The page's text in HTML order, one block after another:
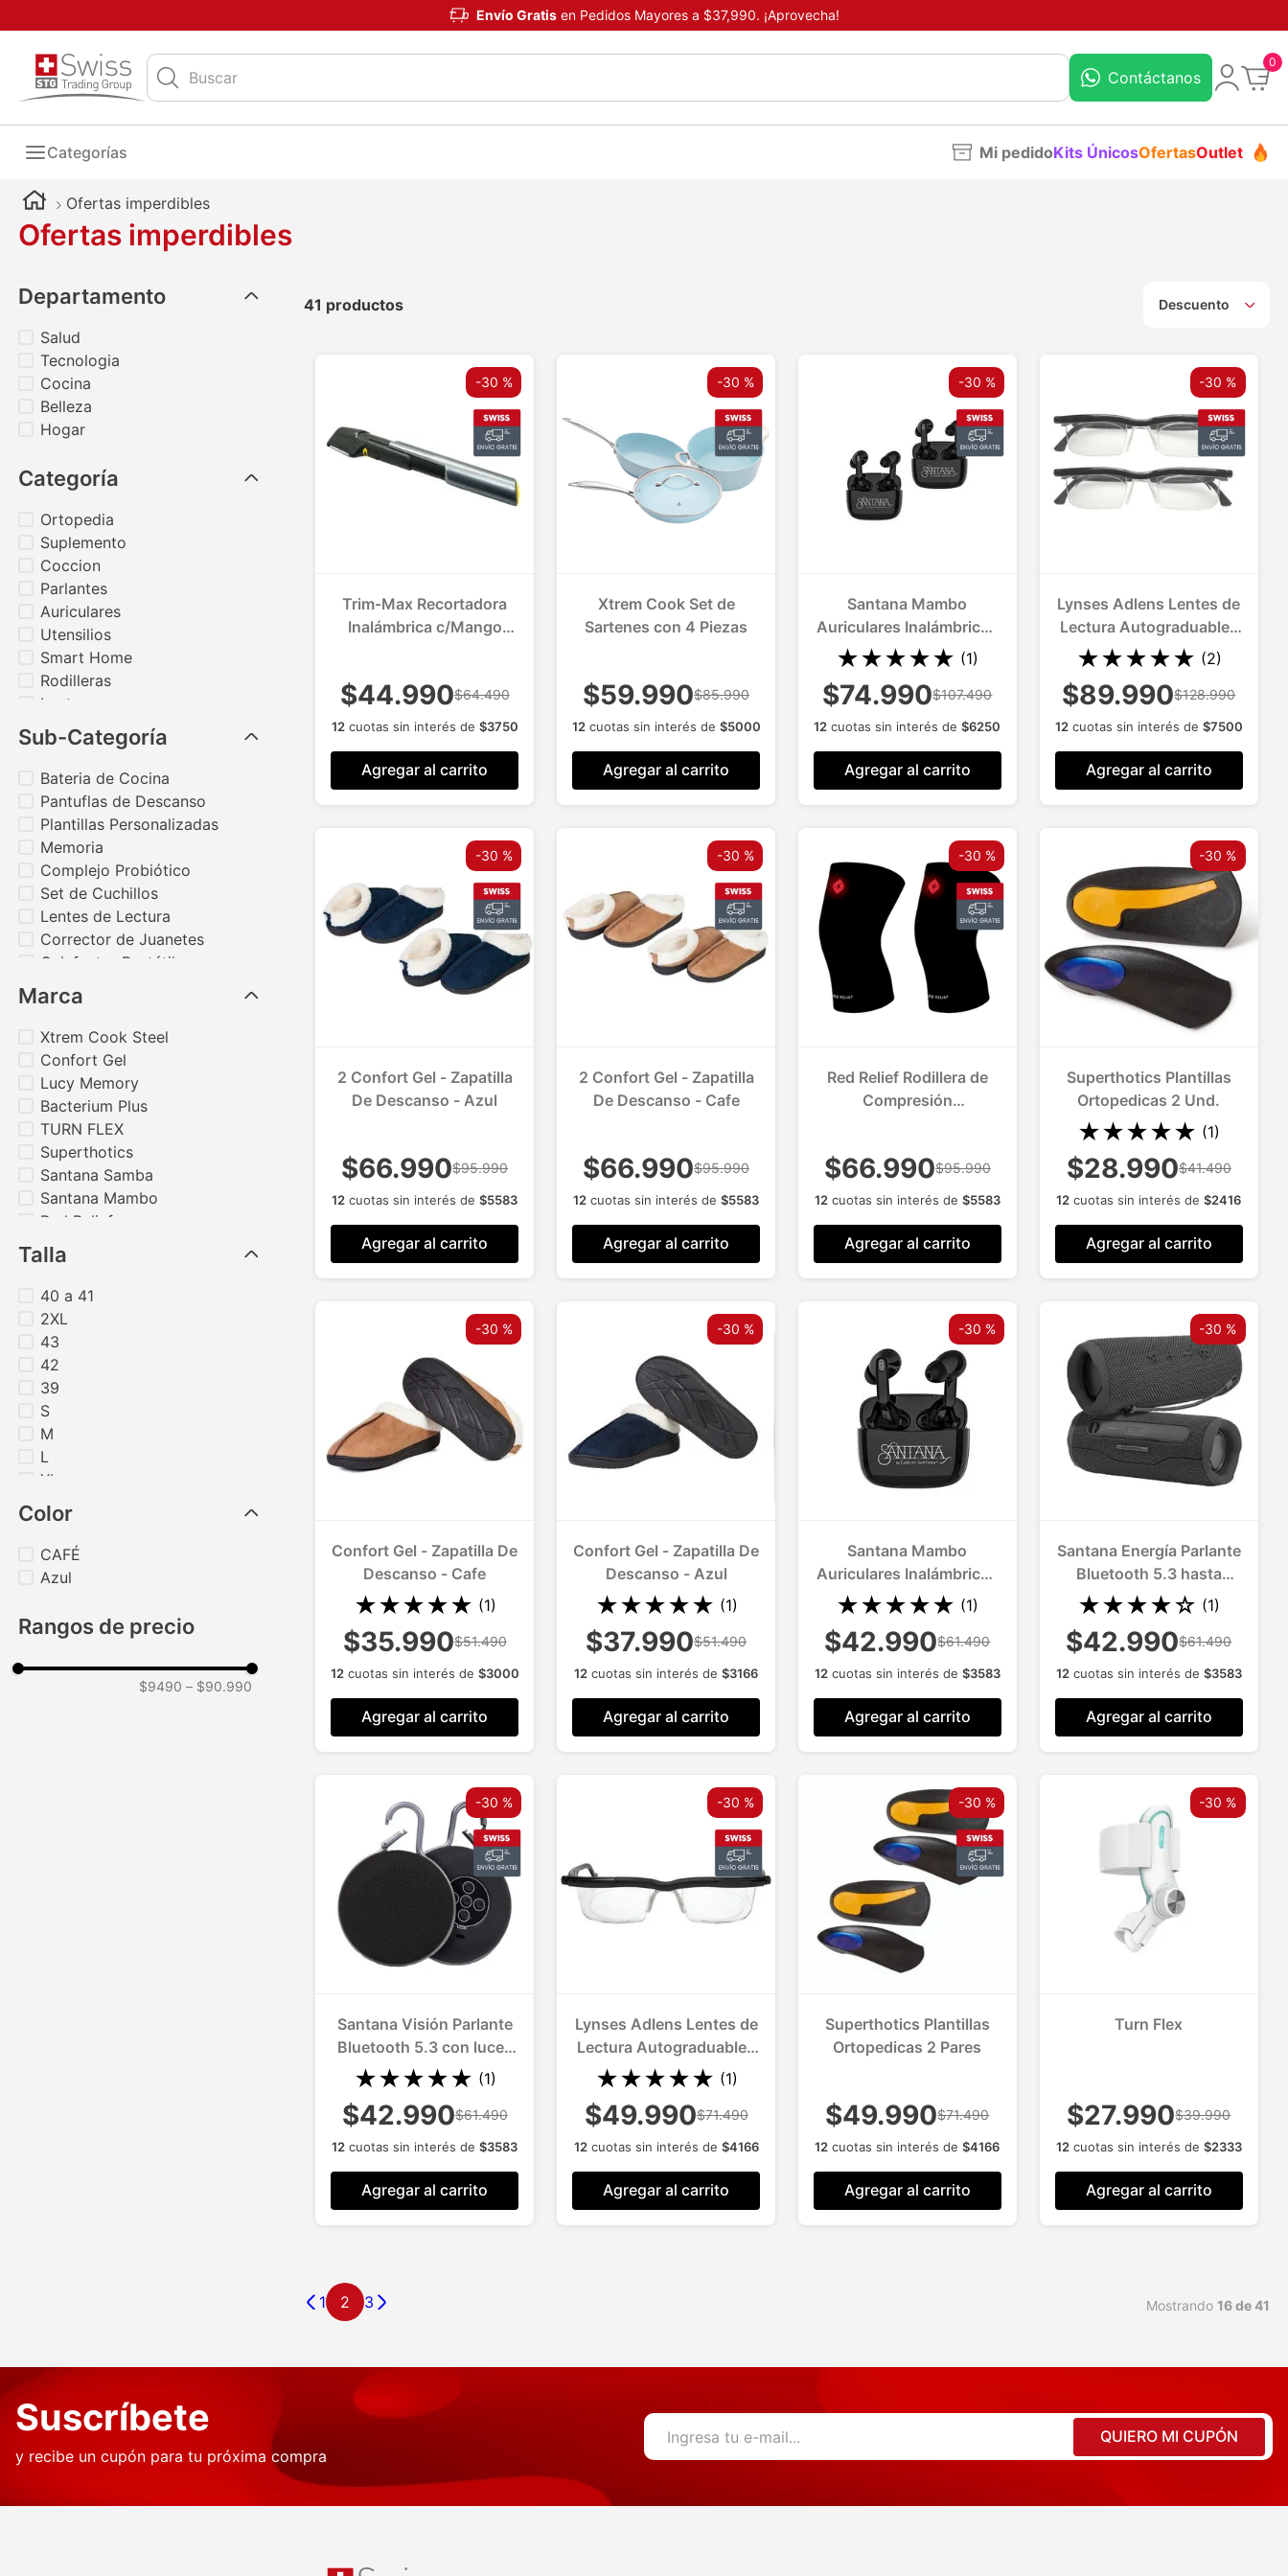
Envío Gratisen Pedidos Mayores a $37,990. ¡Aprovecha!
Buscar
Contáctanos
0
Categorías Mi pedidoKits ÚnicosOfertasOutlet
Ofertas imperdibles
Ofertas imperdibles
Departamento
Salud
Tecnologia
Cocina
Belleza
Hogar
Categoría
Ortopedia
Suplemento
Coccion
Parlantes
Auriculares
Utensilios
Smart Home
Rodilleras
Lentes
Set de Manicure
Mostrar 3 más
Sub-Categoría
Bateria de Cocina
Pantuflas de Descanso
Plantillas Personalizadas
Memoria
Complejo Probiótico
Set de Cuchillos
Lentes de Lectura
Corrector de Juanetes
Calefactor Portátil
Marca
Xtrem Cook Steel
Confort Gel
Lucy Memory
Bacterium Plus
TURN FLEX
Superthotics
Santana Samba
Santana Mambo
Red Relief
Lynses Adlens
Talla
40 a 41
2XL
43
42
39
S
M
L
XL
Color
CAFÉ
Azul
Rangos de precio
$9490 – $90.990
41 productos Descuento
-30 %
Trim-Max Recortadora
Inalámbrica c/Mango
$44.990$64.490
12cuotas sin interés de $3750
Agregar al carrito
-30 %
Xtrem Cook Set de
Sartenes con 4 Piezas
$59.990$85.990
12cuotas sin interés de $5000
Agregar al carrito
-30 %
Santana Mambo
Auriculares Inalámbricos
con Bluetooth 2 Und
★★★★★ (1)
$74.990$107.490
12 cuotas sin interés de$6250
Agregar al carrito
-30 %
Lynses Adlens Lentes de
Lectura Autograduables
2 Und.
★★★★★ (2)
$89.990$128.990
12cuotas sin interés de $7500
Agregar al carrito
-30 %
2 Confort Gel - Zapatilla
De Descanso - Azul
$66.990$95.990
12 cuotas sin interés de$5583
Agregar al carrito
-30 %
2 Confort Gel - Zapatilla
De Descanso - Cafe
$66.990$95.990
12 cuotas sin interés de$5583
Agregar al carrito
-30 %
Red Relief Rodillera de
Compresión
$66.990$95.990
12cuotas sin interés de $5583
Agregar al carrito
-30 %
Superthotics Plantillas
Ortopedicas 2 Und.
★★★★★ (1)
$28.990$41.490
12 cuotas sin interés de$2416
Agregar al carrito
-30 %
Confort Gel - Zapatilla De
Descanso - Cafe
★★★★★ (1)
$35.990$51.490
12cuotas sin interés de $3000
Agregar al carrito
-30 %
Confort Gel - Zapatilla De
Descanso - Azul
★★★★★ (1)
$37.990$51.490
12 cuotas sin interés de$3166
Agregar al carrito
-30 %
Santana Mambo
Auriculares Inalámbricos
con Bluetooth
★★★★★ (1)
$42.990$61.490
12cuotas sin interés de $3583
Agregar al carrito
-30 %
Santana Energía Parlante
Bluetooth 5.3 hasta
20hs de reproducción
★★★★☆ (1)
$42.990$61.490
12cuotas sin interés de $3583
Agregar al carrito
-30 %
Santana Visión Parlante
Bluetooth 5.3 con luces
RGB
★★★★★ (1)
$42.990$61.490
12 cuotas sin interés de$3583
Agregar al carrito
-30 %
Lynses Adlens Lentes de
Lectura Autograduables
1 Und.
★★★★★ (1)
$49.990$71.490
12cuotas sin interés de $4166
Agregar al carrito
-30 %
Superthotics Plantillas
Ortopedicas 2 Pares
$49.990$71.490
12 cuotas sin interés de$4166
Agregar al carrito
-30 %
Turn Flex
$27.990$39.990
12cuotas sin interés de $2333
Agregar al carrito
1 2 3 Mostrando 16 de 41
Suscríbete
y recibe un cupón para tu próxima compra
QUIERO MI CUPÓN